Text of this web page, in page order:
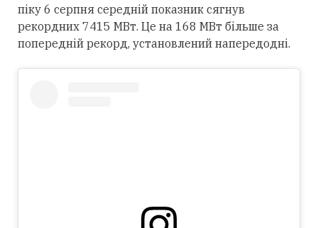
піку 6 серпня середній показник сягнув
рекордних 7415 МВт. Це на 168 МВт більше за
попередній рекорд, установлений напередодні.